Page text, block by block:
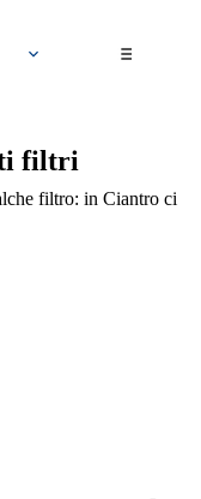
filtri
filtro: in Ciantro ci